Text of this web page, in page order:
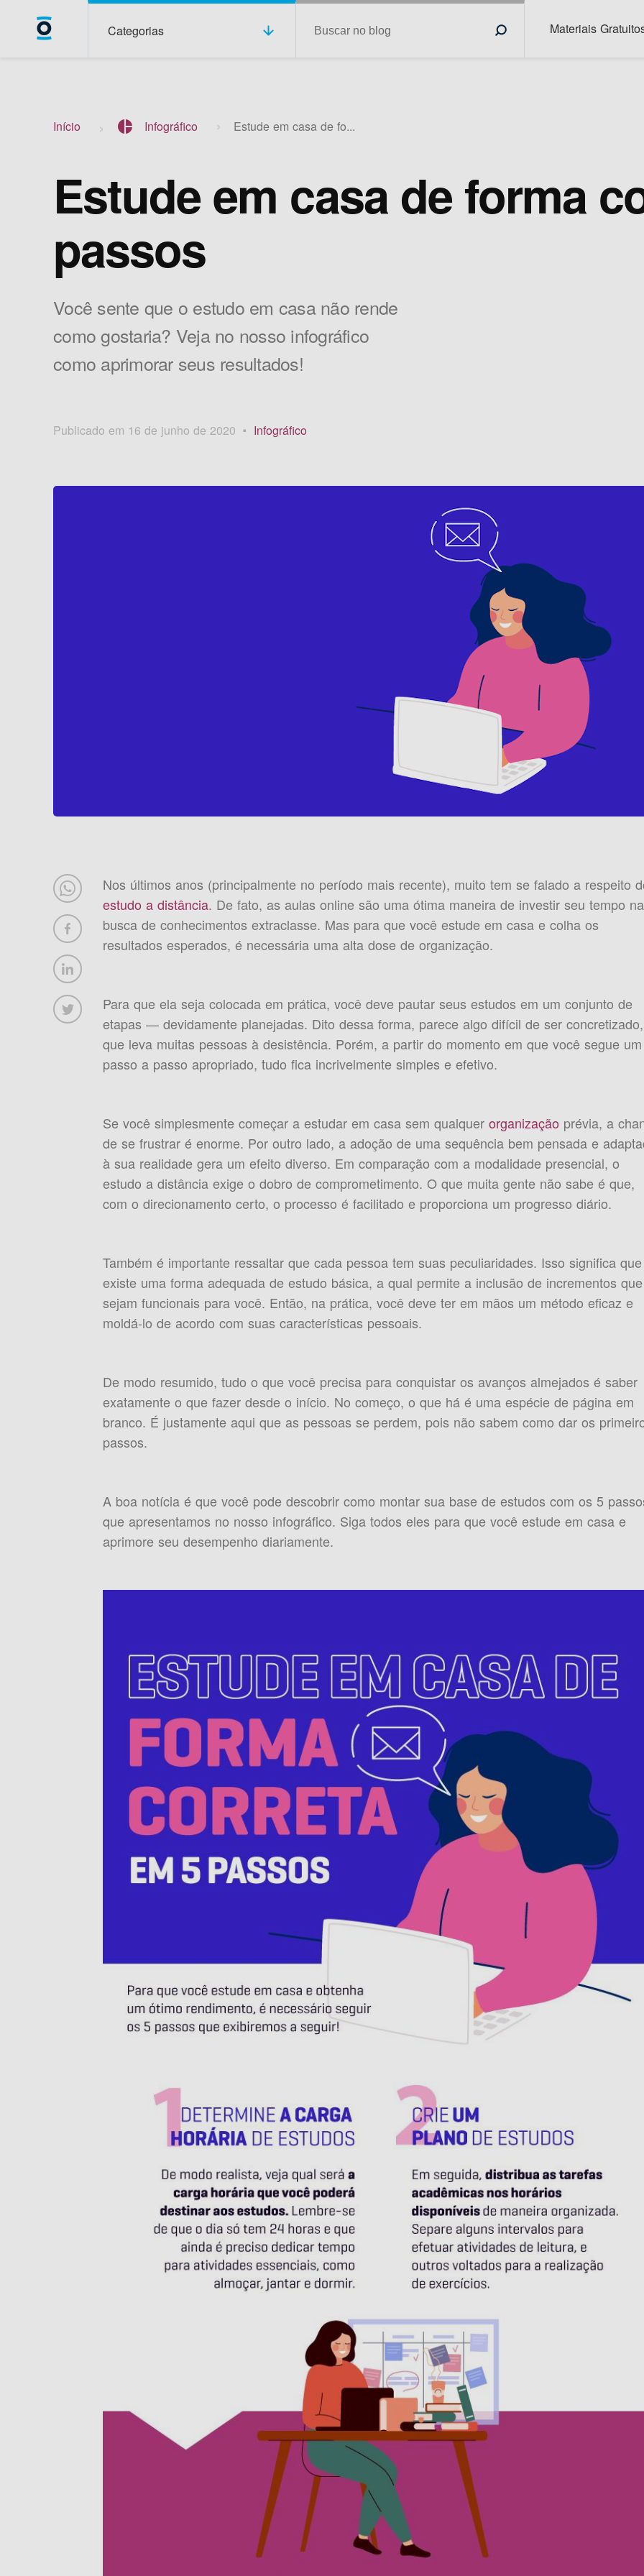
Categorias Materiais
Início pie_chart Infográfico Estude em casa de fo...
Estude em casa de forma
passos
Você sente que o estudo em casa não rende
como gostaria? Veja no nosso infográfico
como aprimorar seus resultados!
Publicado em 16 de junho de 2020 Infográfico
Nos últimos anos (principalmente no período mais recente), muito tem se falado a respeito
estudo a distância. De fato, as aulas online são uma ótima maneira de investir seu tempo na
busca de conhecimentos extraclasse. Mas para que você estude em casa e colha os
resultados esperados, é necessária uma alta dose de organização.
Para que ela seja colocada em prática, você deve pautar seus estudos em um conjunto de
etapas — devidamente planejadas. Dito dessa forma, parece algo difícil de ser
que leva muitas pessoas à desistência. Porém, a partir do momento em que você segue um
passo a passo apropriado, tudo fica incrivelmente simples e efetivo.
Se você simplesmente começar a estudar em casa sem qualquer organização prévia, a
de se frustrar é enorme. Por outro lado, a adoção de uma sequência bem pensada e
à sua realidade gera um efeito diverso. Em comparação com a modalidade presencial, o
estudo a distância exige o dobro de comprometimento. O que muita gente não sabe é que,
com o direcionamento certo, o processo é facilitado e proporciona um progresso diário.
Também é importante ressaltar que cada pessoa tem suas peculiaridades. Isso significa que
existe uma forma adequada de estudo básica, a qual permite a inclusão de incrementos que
sejam funcionais para você. Então, na prática, você deve ter em mãos um método eficaz e
moldá-lo de acordo com suas características pessoais.
De modo resumido, tudo o que você precisa para conquistar os avanços almejados é saber
exatamente o que fazer desde o início. No começo, o que há é uma espécie de página em
branco. É justamente aqui que as pessoas se perdem, pois não sabem como dar os
passos.
A boa notícia é que você pode descobrir como montar sua base de estudos com os 5
que apresentamos no nosso infográfico. Siga todos eles para que você estude em casa e
aprimore seu desempenho diariamente.